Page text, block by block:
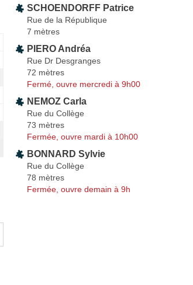
SCHOENDORFF Patrice
Rue de la République
7 mètres
PIERO Andréa
Rue Dr Desgranges
72 mètres
Fermé, ouvre mercredi à 9h00
NEMOZ Carla
Rue du Collège
73 mètres
Fermée, ouvre mardi à 10h00
BONNARD Sylvie
Rue du Collège
78 mètres
Fermée, ouvre demain à 9h